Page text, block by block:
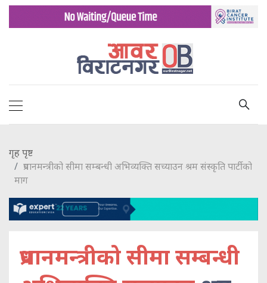
गृह पृष्ट
प्रधानमन्त्रीको सीमा सम्बन्धी अभिव्यक्ति सच्याउन श्रम संस्कृति पार्टीको
माग
प्रधानमन्त्रीको सीमा सम्बन्धी